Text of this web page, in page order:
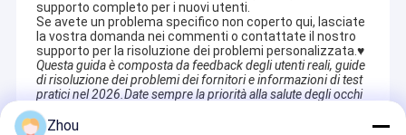
supporto completo per i nuovi utenti.
Se avete un problema specifico non coperto qui, lasciate
la vostra domanda nei commenti o contattate il nostro
supporto per la risoluzione dei problemi personalizzata.️️♥️
Questa guida è composta da feedback degli utenti reali, guide
di risoluzione dei problemi dei fornitori e informazioni di test
pratici nel 2026.Date sempre la priorità alla salute degli occhi
e consultate un professionista se provate disagio persistente.
Zhou